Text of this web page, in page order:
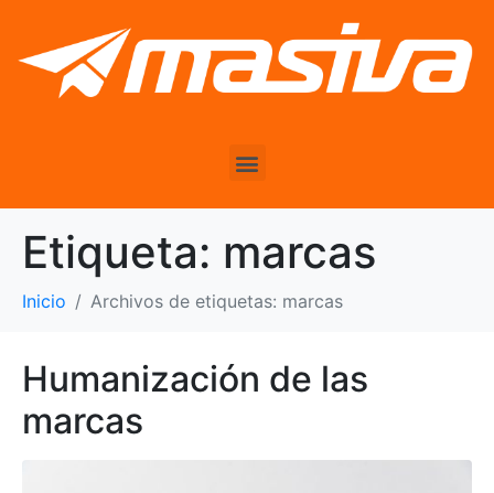
Etiqueta: marcas
Inicio Archivos de etiquetas: marcas
Humanización de las
marcas